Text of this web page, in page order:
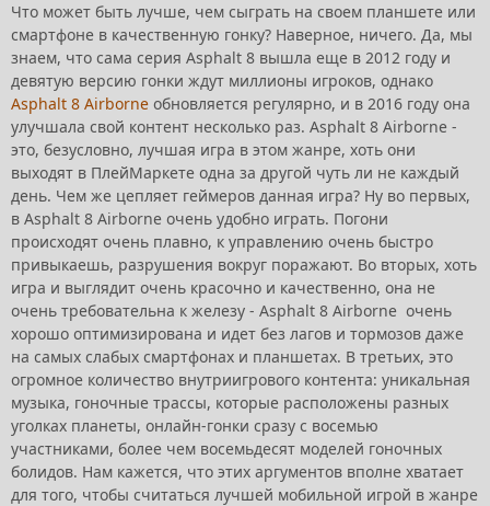
Что может быть лучше, чем сыграть на своем планшете или
смартфоне в качественную гонку? Наверное, ничего. Да, мы
знаем, что сама серия Asphalt 8 вышла еще в 2012 году и
девятую версию гонки ждут миллионы игроков, однако
Asphalt 8 Airborne обновляется регулярно, и в 2016 году она
улучшала свой контент несколько раз. Asphalt 8 Airborne -
это, безусловно, лучшая игра в этом жанре, хоть они
выходят в ПлейМаркете одна за другой чуть ли не каждый
день. Чем же цепляет геймеров данная игра? Ну во первых,
в Asphalt 8 Airborne очень удобно играть. Погони
происходят очень плавно, к управлению очень быстро
привыкаешь, разрушения вокруг поражают. Во вторых, хоть
игра и выглядит очень красочно и качественно, она не
очень требовательна к железу - Asphalt 8 Airborne очень
хорошо оптимизирована и идет без лагов и тормозов даже
на самых слабых смартфонах и планшетах. В третьих, это
огромное количество внутриигрового контента: уникальная
музыка, гоночные трассы, которые расположены разных
уголках планеты, онлайн-гонки сразу с восемью
участниками, более чем восемьдесят моделей гоночных
болидов. Нам кажется, что этих аргументов вполне хватает
для того, чтобы считаться лучшей мобильной игрой в жанре